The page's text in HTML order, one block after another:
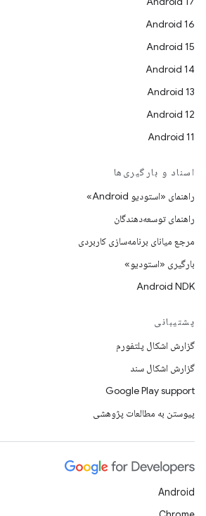
Android 16
Android 15
Android 14
Android 13
Android 12
Android 11
اسناد و بارگیری‌ها
راهنمای «استودیو Android»
راهنمای توسعه‌دهندگان
مرجع میانای برنامه‌سازی کاربردی
بارگیری «استودیو»
Android NDK
پشتیبانی
گزارش اشکال پلتفورم
گزارش اشکال سند
Google Play support
پیوستن به مطالعات پژوهشی
Android